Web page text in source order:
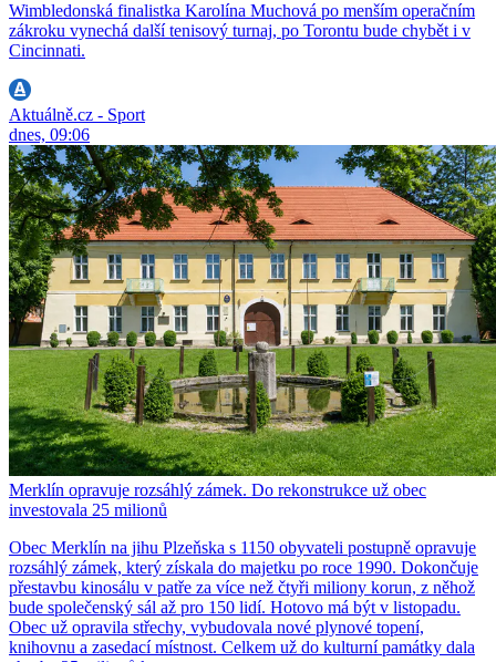
Wimbledonská finalistka Karolína Muchová po menším operačním
zákroku vynechá další tenisový turnaj, po Torontu bude chybět i v
Cincinnati.
Aktuálně.cz - Sport
dnes, 09:06
Merklín opravuje rozsáhlý zámek. Do rekonstrukce už obec
investovala 25 milionů
Obec Merklín na jihu Plzeňska s 1150 obyvateli postupně opravuje
rozsáhlý zámek, který získala do majetku po roce 1990. Dokončuje
přestavbu kinosálu v patře za více než čtyři miliony korun, z něhož
bude společenský sál až pro 150 lidí. Hotovo má být v listopadu.
Obec už opravila střechy, vybudovala nové plynové topení,
knihovnu a zasedací místnost. Celkem už do kulturní památky dala